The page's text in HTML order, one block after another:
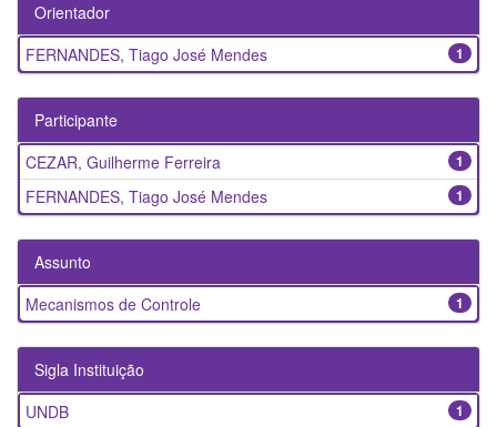
Orientador
1
FERNANDES, Tiago José Mendes
Participante
1
CEZAR, Guilherme Ferreira
1
FERNANDES, Tiago José Mendes
Assunto
1
Mecanismos de Controle
Sigla Instituição
1
UNDB